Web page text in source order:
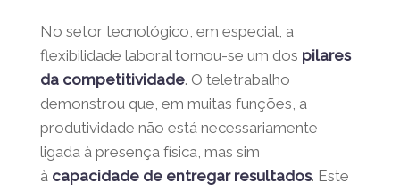
No setor tecnológico, em especial, a
flexibilidade laboral tornou-se um
dospilares da competitividade. O
teletrabalho demonstrou que, em muitas
funções, a produtividade não está
necessariamente ligada à presença física,